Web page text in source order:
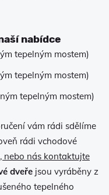
nabídce
tepelným mostem)
tepelným mostem)
tepelným mostem)
vám rádi sdělíme
rádi vchodové
nebo nás kontaktujte
dveře jsou vyráběny z
tepelného